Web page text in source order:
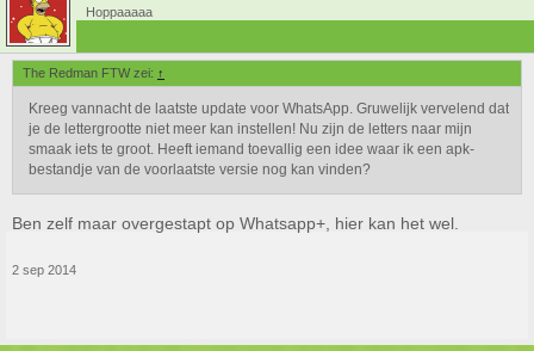
Hoppaaaaa
The Redman FTW zei: ↑
Kreeg vannacht de laatste update voor WhatsApp. Gruwelijk vervelend dat
je de lettergrootte niet meer kan instellen! Nu zijn de letters naar mijn
smaak iets te groot. Heeft iemand toevallig een idee waar ik een apk-
bestandje van de voorlaatste versie nog kan vinden?
Ben zelf maar overgestapt op Whatsapp+, hier kan het wel.
2 sep 2014